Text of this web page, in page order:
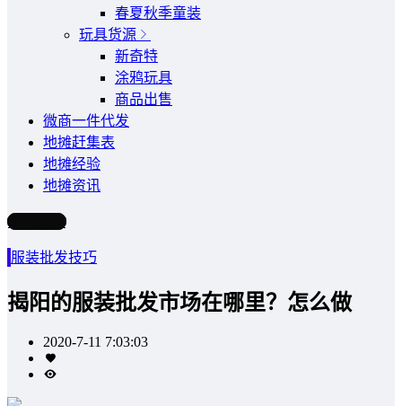
春夏秋季童装
玩具货源
新奇特
涂鸦玩具
商品出售
微商一件代发
地摊赶集表
地摊经验
地摊资讯
写文章
服装批发技巧
揭阳的服装批发市场在哪里？怎么做
2020-7-11 7:03:03